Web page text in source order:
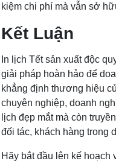
kiệm chi phí mà vẫn sở
Kết Luận
In lịch Tết sản xuất độc
giải pháp hoàn hảo để
khẳng định thương hiệu
chuyên nghiệp, doanh
lịch đẹp mắt mà còn
đối tác, khách hàng trong
Hãy bắt đầu lên kế hoạch